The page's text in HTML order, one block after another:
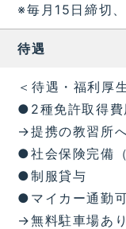
※毎月15日締切
待遇
＜待遇・福利厚
●2種免許取得費
→提携の教習所
●社会保険完備
●制服貸与
●マイカー通勤
→無料駐車場あり